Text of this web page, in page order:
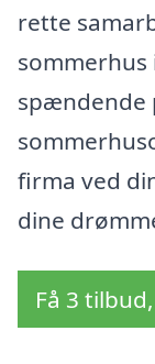
rette
spændende
firma ved
dine
Få 3